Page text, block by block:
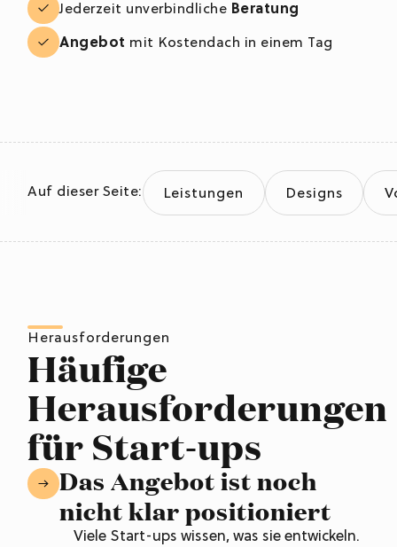
Jederzeit unverbindliche Beratung
Angebot mit Kostendach in einem Tag
Auf dieser Seite: Leistungen Designs
Herausforderungen
Häufige
Herausforderungen
für Start-ups
Das Angebot ist noch
nicht klar positioniert
Viele Start-ups wissen, was sie entwickeln.